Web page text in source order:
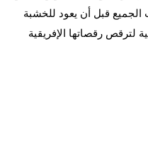
قبل أن يعود للخشبة
لترقص رقصاتها الإفريقية